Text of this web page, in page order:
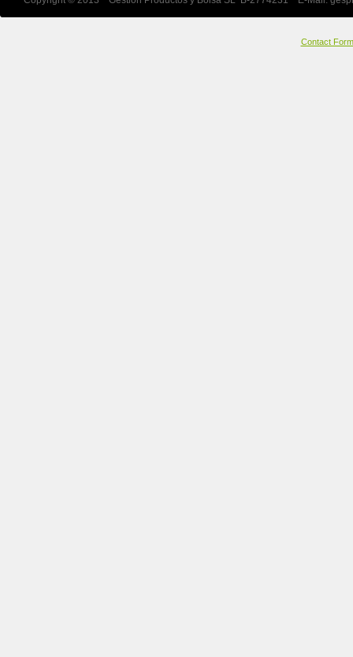
Contact Form